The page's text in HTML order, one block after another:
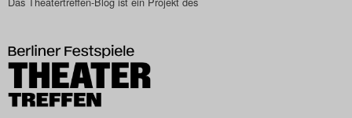
2023
Das Theatertreffen-Blog